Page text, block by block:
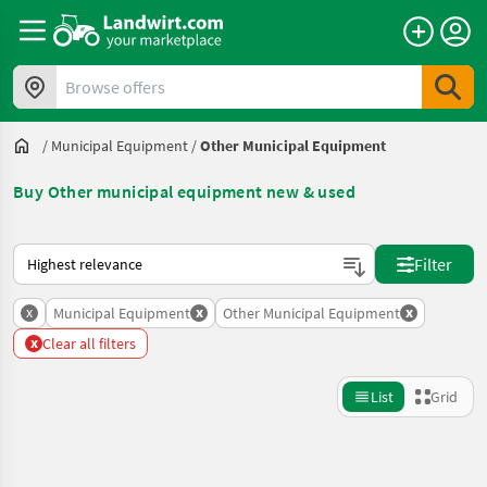
Browse offers
/ Municipal Equipment /Other Municipal Equipment
Buy Other municipal equipment new & used
This is how sorting works on Landwirt.com
Filter
x Municipal Equipment x Other Municipal Equipment x
x Clear all filters
List Grid